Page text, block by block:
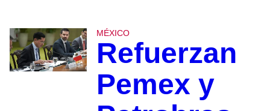
MÉXICO
Refuerzan
Pemex y